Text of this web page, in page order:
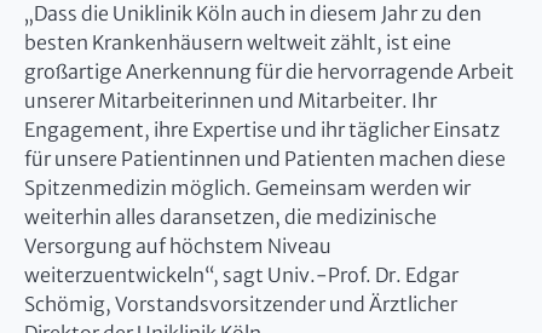
„Dass die Uniklinik Köln auch in diesem Jahr zu den
besten Krankenhäusern weltweit zählt, ist eine
großartige Anerkennung für die hervorragende Arbeit
unserer Mitarbeiterinnen und Mitarbeiter. Ihr
Engagement, ihre Expertise und ihr täglicher Einsatz
für unsere Patientinnen und Patienten machen diese
Spitzenmedizin möglich. Gemeinsam werden wir
weiterhin alles daransetzen, die medizinische
Versorgung auf höchstem Niveau
weiterzuentwickeln“, sagt Univ.-Prof. Dr. Edgar
Schömig, Vorstandsvorsitzender und Ärztlicher